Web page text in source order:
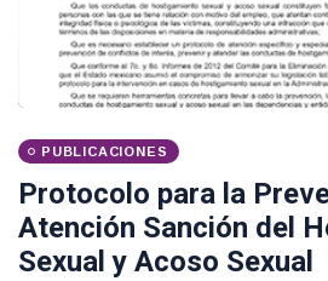
PUBLICACIONES
Protocolo para la
Atención Sanción del
Sexual y Acoso Sexual